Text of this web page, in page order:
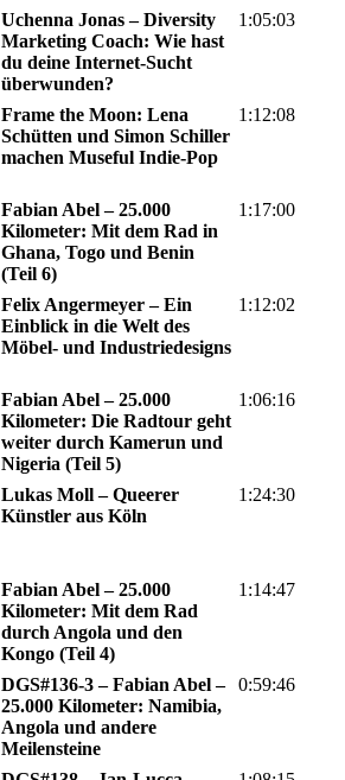
Uchenna Jonas – Diversity
Marketing Coach: Wie hast
du deine Internet-Sucht
überwunden?
1:05:03
Frame the Moon: Lena
Schütten und Simon Schiller
machen Museful Indie-Pop
1:12:08
Fabian Abel – 25.000
Kilometer: Mit dem Rad in
Ghana, Togo und Benin
(Teil 6)
1:17:00
Felix Angermeyer – Ein
Einblick in die Welt des
Möbel- und Industriedesigns
1:12:02
Fabian Abel – 25.000
Kilometer: Die Radtour geht
weiter durch Kamerun und
Nigeria (Teil 5)
1:06:16
Lukas Moll – Queerer
Künstler aus Köln
1:24:30
Fabian Abel – 25.000
Kilometer: Mit dem Rad
durch Angola und den
Kongo (Teil 4)
1:14:47
DGS#136-3 – Fabian Abel –
25.000 Kilometer: Namibia,
Angola und andere
Meilensteine
0:59:46